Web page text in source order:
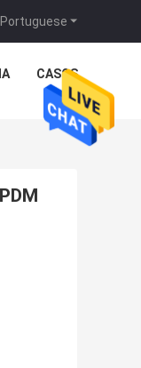
Portuguese
CASOS